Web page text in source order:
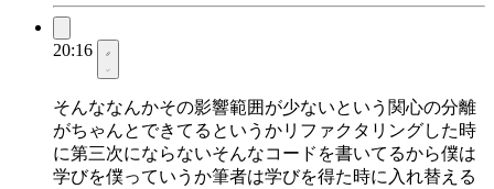
20:16
そんななんかその影響範囲が少ないという関心の分離
がちゃんとできてるというかリファクタリングした時
に第三次にならないそんなコードを書いてるから僕は
学びを僕っていうか筆者は学びを得た時に入れ替える